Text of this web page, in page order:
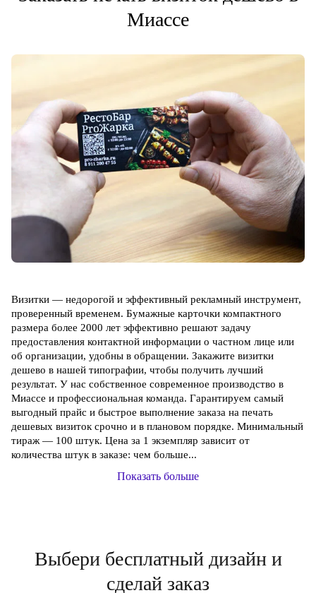
Миассе
Визитки — недорогой и эффективный рекламный инструмент,
проверенный временем. Бумажные карточки компактного
размера более 2000 лет эффективно решают задачу
предоставления контактной информации о частном лице или
об организации, удобны в обращении. Закажите визитки
дешево в нашей типографии, чтобы получить лучший
результат. У нас собственное современное производство в
Миассе и профессиональная команда. Гарантируем самый
выгодный прайс и быстрое выполнение заказа на печать
дешевых визиток срочно и в плановом порядке. Минимальный
тираж — 100 штук. Цена за 1 экземпляр зависит от
количества штук в заказе: чем больше...
Показать больше
Выбери бесплатный дизайн и
сделай заказ